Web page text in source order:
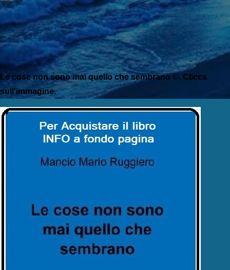
Le cose non sono mai quello che sembrano ©. Clicca
sull'immagine.